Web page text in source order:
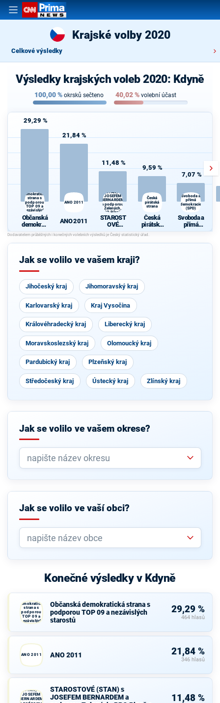
Krajské volby 2020
Celkové výsledky
Výsledky krajských voleb 2020: Kdyně
100,00% okrsků sečteno 40,02% volební účast
29,29 %
demokratická
strana s
podporou
TOP 09 a
nezávislých
starostů
Občanská
demokrati
cká strana
s podporou
TOP 09 a
h starostů
21,84 %
ANO 2011
ANO 2011
11,48 %
(STAN) s
JOSEFEM
BERNARDEM
a podporou
Zelených,
PRO Plzeň a
Idealistů
STAROST
OVÉ
(STAN) s
JOSEFEM
BERNARD
podporou
a Idealistů
9,59 %
Česká
pirátská
strana
Česká
pirátská
strana
7,07 %
Svoboda a
přímá
demokracie
(SPD)
Svoboda a
přímá
demokraci
Jak se volilo ve vašem kraji?
Jihočeský kraj Jihomoravský kraj
Karlovarský kraj Kraj Vysočina
Královéhradecký kraj Liberecký kraj
Moravskoslezský kraj Olomoucký kraj
Pardubický kraj Plzeňský kraj
Středočeský kraj Ústecký kraj Zlínský kraj
Jak se volilo ve vašem okrese?
Jak se volilo ve vaší obci?
Konečné výsledky v Kdyně
demokratická
strana s
podporou
TOP 09 a
nezávislých
starostů
Občanská demokratická strana s
podporou TOP 09 a nezávislých
starostů
29,29 %
464 hlasů
ANO 2011 ANO 2011 21,84 %
346 hlasů
(STAN) s
JOSEFEM
BERNARDEM
STAROSTOVÉ (STAN) s
JOSEFEM BERNARDEM a
11,48 %